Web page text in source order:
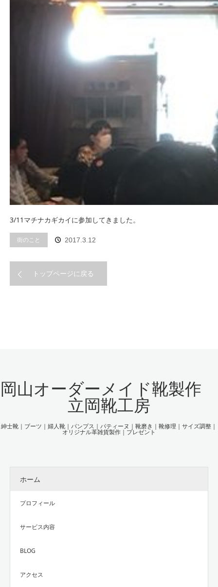
3/11マチナカギカイに参加してきました。
街のこと 2017.3.12
トップページに戻る
岡山オーダーメイド靴製作
立岡靴工房
紳士靴｜ブーツ｜婦人靴｜パンプス｜パティーヌ｜靴磨き｜靴修理｜サイズ調整｜
オリジナル革雑貨製作｜プレゼント
ホーム
プロフィール
サービス内容
BLOG
アクセス